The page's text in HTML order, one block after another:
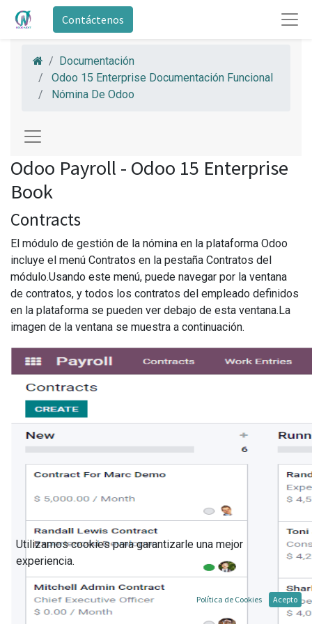
Contáctenos
Documentación
Odoo 15 Enterprise Documentación Funcional
Nómina De Odoo
Odoo Payroll - Odoo 15 Enterprise
Book
Contracts
El módulo de gestión de la nómina en la plataforma Odoo
incluye el menú Contratos en la pestaña Contratos del
módulo.Usando este menú, puede navegar por la ventana
de contratos, y todos los contratos del empleado definidos
en la plataforma se pueden ver debajo de esta ventana.La
imagen de la ventana se muestra a continuación.
Utilizamos cookies para garantizarle una mejor
experiencia.
Política de Cookies Acepto